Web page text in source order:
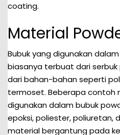
coating.
Material
Bubuk yang digunakan
biasanya terbuat dari
dari bahan-bahan seperti
termoset. Beberapa contoh
digunakan dalam bubuk
epoksi, poliester, poliuretan,
material bergantung pada